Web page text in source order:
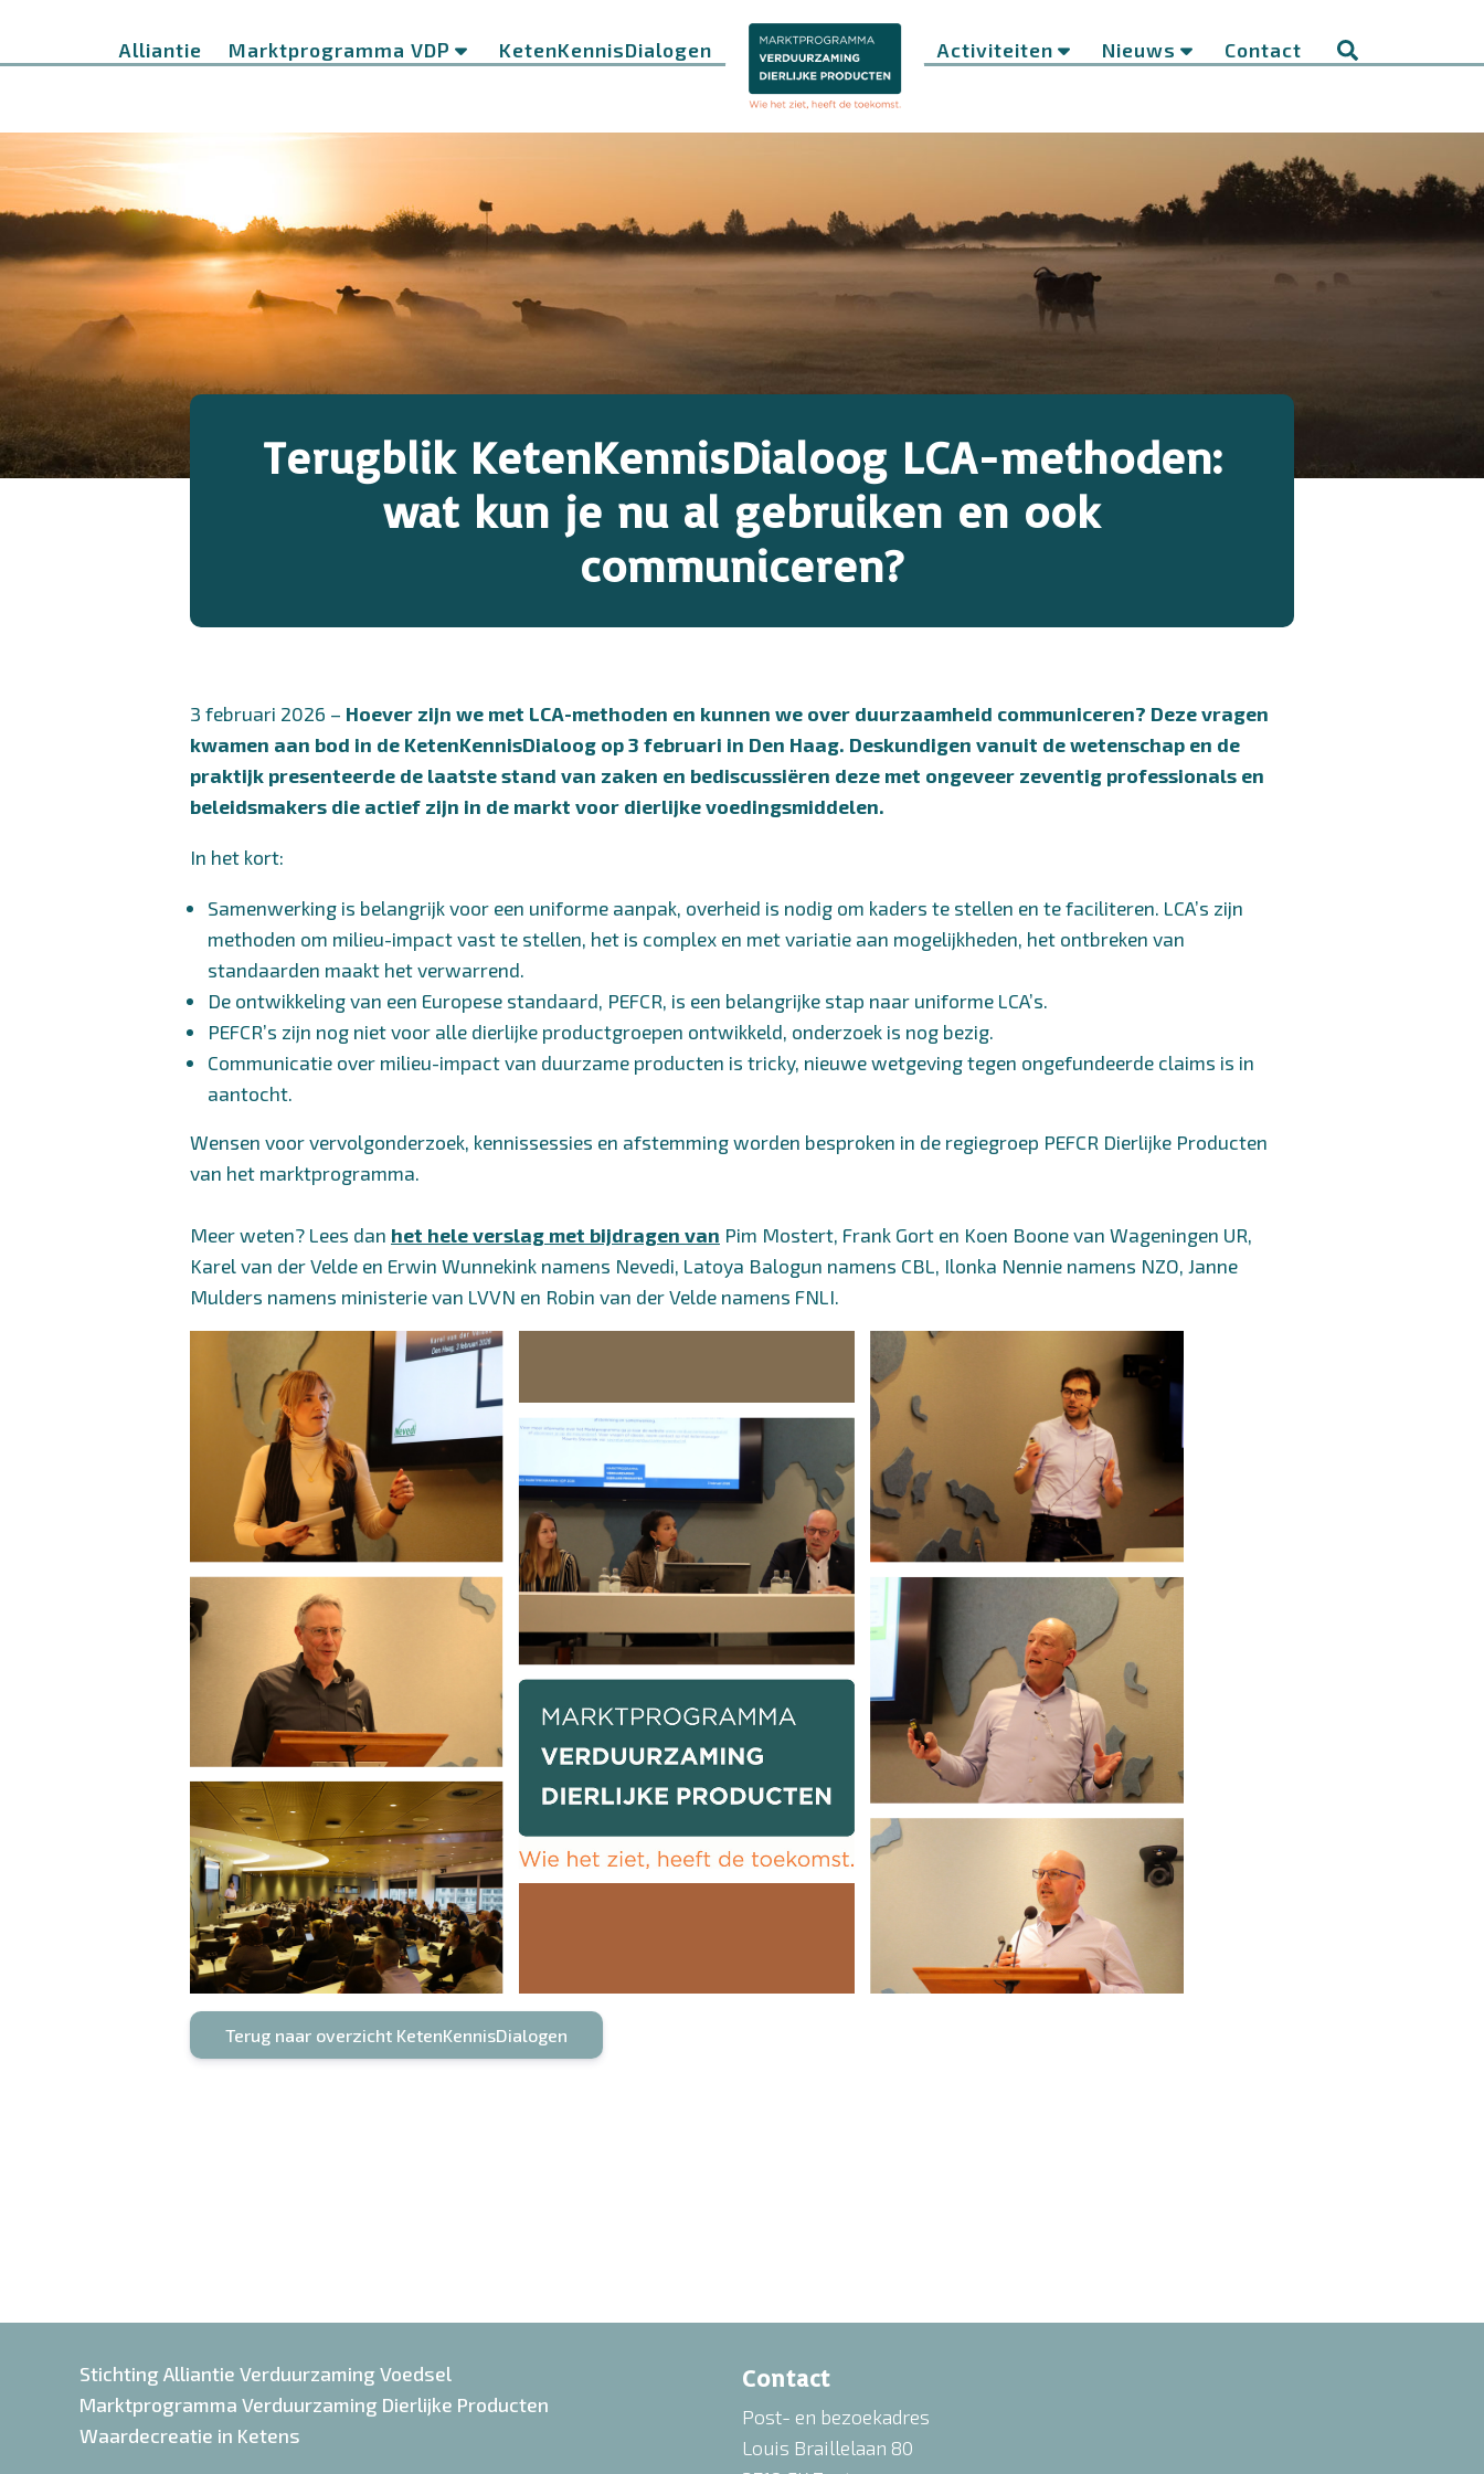
de
Alliantie Marktprogramma VDP KetenKennisDialogen Activiteiten Nieuws Contact
Terugblik KetenKennisDialoog LCA-methoden:
wat kun je nu al gebruiken en ook
communiceren?
3 februari 2026 – Hoever zijn we met LCA-methoden en kunnen we over duurzaamheid communiceren? Deze vragen
kwamen aan bod in de KetenKennisDialoog op 3 februari in Den Haag. Deskundigen vanuit de wetenschap en de
praktijk presenteerde de laatste stand van zaken en bediscussiëren deze met ongeveer zeventig professionals en
beleidsmakers die actief zijn in de markt voor dierlijke voedingsmiddelen.
In het kort:
Samenwerking is belangrijk voor een uniforme aanpak, overheid is nodig om kaders te stellen en te faciliteren. LCA’s zijn
methoden om milieu-impact vast te stellen, het is complex en met variatie aan mogelijkheden, het ontbreken van
standaarden maakt het verwarrend.
De ontwikkeling van een Europese standaard, PEFCR, is een belangrijke stap naar uniforme LCA’s.
PEFCR’s zijn nog niet voor alle dierlijke productgroepen ontwikkeld, onderzoek is nog bezig.
Communicatie over milieu-impact van duurzame producten is tricky, nieuwe wetgeving tegen ongefundeerde claims is in
aantocht.
Wensen voor vervolgonderzoek, kennissessies en afstemming worden besproken in de regiegroep PEFCR Dierlijke Producten
van het marktprogramma.
Meer weten? Lees dan het hele verslag met bijdragen van Pim Mostert, Frank Gort en Koen Boone van Wageningen UR,
Karel van der Velde en Erwin Wunnekink namens Nevedi, Latoya Balogun namens CBL, Ilonka Nennie namens NZO, Janne
Mulders namens ministerie van LVVN en Robin van der Velde namens FNLI.
Terug naar overzicht KetenKennisDialogen
Stichting Alliantie Verduurzaming Voedsel
Marktprogramma Verduurzaming Dierlijke Producten
Waardecreatie in Ketens
Contact
Post- en bezoekadres
Louis Braillelaan 80